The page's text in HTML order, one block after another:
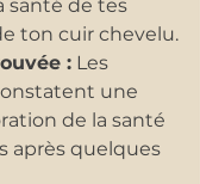
santé de tes
ton cuir chevelu.
: Les
une
de la santé
après quelques